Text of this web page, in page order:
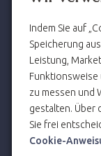
Indem Sie auf
Speicherung
Leistung,
Funktionsweise
zu messen und
gestalten. Über
Sie frei
Cookie-